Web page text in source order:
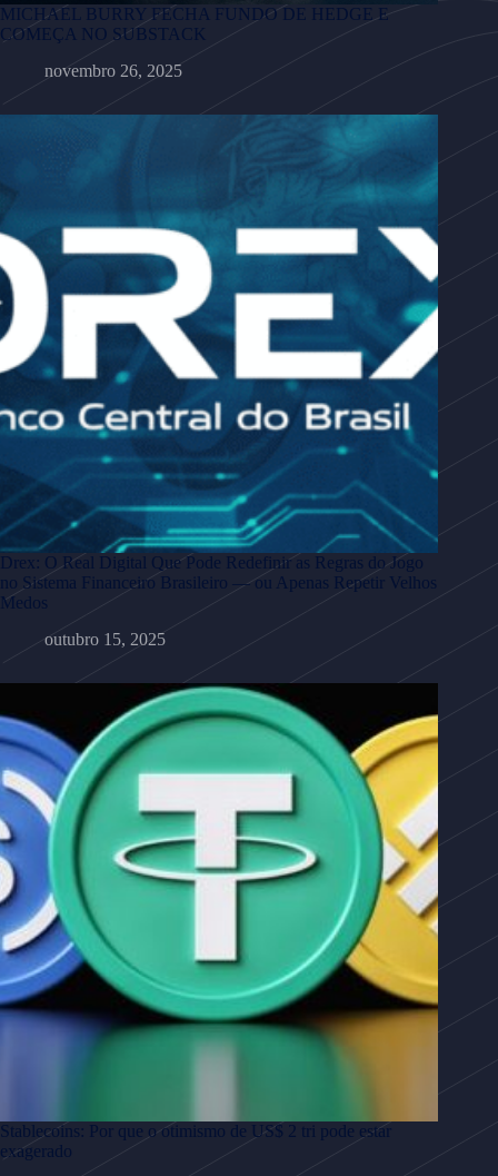
MICHAEL BURRY FECHA FUNDO DE HEDGE E
COMEÇA NO SUBSTACK
novembro 26, 2025
Drex: O Real Digital Que Pode Redefinir as Regras do Jogo
no Sistema Financeiro Brasileiro — ou Apenas Repetir Velhos
Medos
outubro 15, 2025
Stablecoins: Por que o otimismo de US$ 2 tri pode estar
exagerado